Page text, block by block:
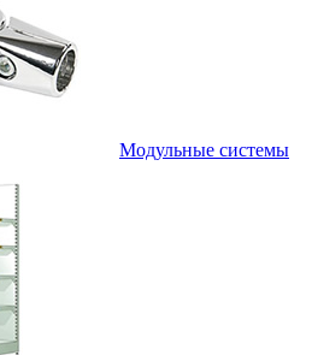
Модульные системы